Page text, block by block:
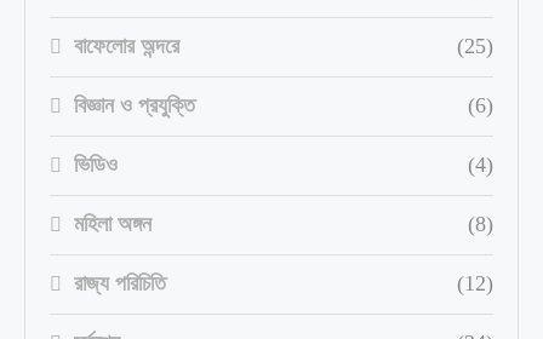
বাফেলোর অন্দরে (25)
বিজ্ঞান ও প্রযুক্তি (6)
ভিডিও (4)
মহিলা অঙ্গন (8)
রাজ্য পরিচিতি (12)